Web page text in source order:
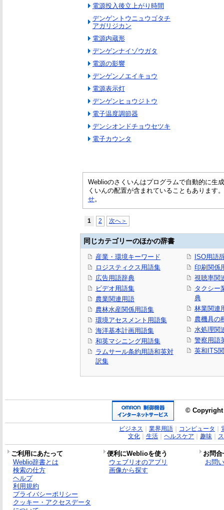
電源投入後立上がり時間
デンゲントウニュウゴタチ
アガリジカン
電源内蔵形
デンゲンナイゾウガタ
電源の影響
デンゲンノエイキョウ
電源表示灯
デンゲンヒョウジトウ
電子温度調節器
デンシオンドチョウセツキ
電子カウンタ
Weblioのさくいんはプログラムで自動的に生
くいんの配置が含まれていることもあります
せ。
1 2 次へ＞
同じカテゴリーのほかの辞書
産業・環境キーワード
ロジスティクス用語集
広告用語辞典
ビデオ用語集
農業関連用語
農林水産関係用語集
環境アセスメント用語集
海洋基本計画用語集
和英マシニング用語集
ラムサール条約用語和英対
訳集
ISO用語
印刷関係
視聴率関
タクシー
典
林業関連
農機具の
水処理関
警察用語
英和ITS
© Copyright
ビジネス 業界用語｜ コンピュータ
文化｜ 生活｜ ヘルスケア 趣味｜
ご利用にあたって 便利にWeblioを使う
お問
Weblio辞書とは
検索の仕方
ヘルプ
利用規約
プライバシーポリシー
クッキー・アクセスデータ
ウェブリオのアプリ
画像から探す
お問